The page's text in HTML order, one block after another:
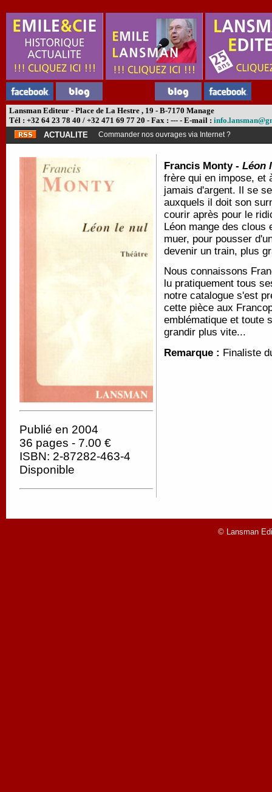
Lansman Editeur - Place de La Hestre , 19 - B-7170 Manage
Tél : +32 64 23 78 40 / +32 471 69 77 20 - Fax : --- - E-mail :
ACTUALITE
Commander nos ouvrages via Internet ?
Publié en 2004
36 pages - 7.00 €
ISBN: 2-87282-463-4
Disponible
Francis Monty - Léon
frère qui en impose, et
jamais d'argent. Il se
auxquels il doit son
courir après pour le
Léon mange des clous
muer, pour pousser
devenir un train, plus
Nous connaissons
lu pratiquement tous
notre catalogue s'est
cette pièce aux
emblématique et toute
grandir plus vite...
Remarque : Finaliste
© Lansman